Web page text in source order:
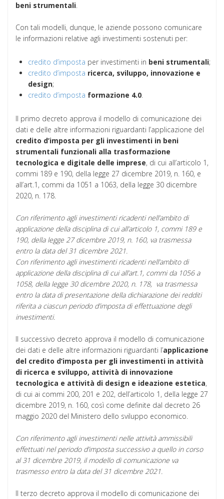
beni strumentali.
Con tali modelli, dunque, le aziende possono comunicare
le informazioni relative agli investimenti sostenuti per:
credito d’imposta per investimenti in beni strumentali;
credito d’imposta ricerca, sviluppo, innovazione e
design;
credito d’imposta formazione 4.0.
Il primo decreto approva il modello di comunicazione dei
dati e delle altre informazioni riguardanti l’applicazione del
credito d’imposta per gli investimenti in beni
strumentali funzionali alla trasformazione
tecnologica e digitale delle imprese, di cui all’articolo 1,
commi 189 e 190, della legge 27 dicembre 2019, n. 160, e
all’art.1, commi da 1051 a 1063, della legge 30 dicembre
2020, n. 178.
Con riferimento agli investimenti ricadenti nell’ambito di
applicazione della disciplina di cui all’articolo 1, commi 189 e
190, della legge 27 dicembre 2019, n. 160, va trasmessa
entro la data del 31 dicembre 2021.
Con riferimento agli investimenti ricadenti nell’ambito di
applicazione della disciplina di cui all’art.1, commi da 1056 a
1058, della legge 30 dicembre 2020, n. 178, va trasmessa
entro la data di presentazione della dichiarazione dei redditi
riferita a ciascun periodo d’imposta di effettuazione degli
investimenti.
Il successivo decreto approva il modello di comunicazione
dei dati e delle altre informazioni riguardanti l’applicazione
del credito d’imposta per gli investimenti in attività
di ricerca e sviluppo, attività di innovazione
tecnologica e attività di design e ideazione estetica,
di cui ai commi 200, 201 e 202, dell’articolo 1, della legge 27
dicembre 2019, n. 160, così come definite dal decreto 26
maggio 2020 del Ministero dello sviluppo economico.
Con riferimento agli investimenti nelle attività ammissibili
effettuati nel periodo d’imposta successivo a quello in corso
al 31 dicembre 2019, il modello di comunicazione va
trasmesso entro la data del 31 dicembre 2021.
Il terzo decreto approva il modello di comunicazione dei